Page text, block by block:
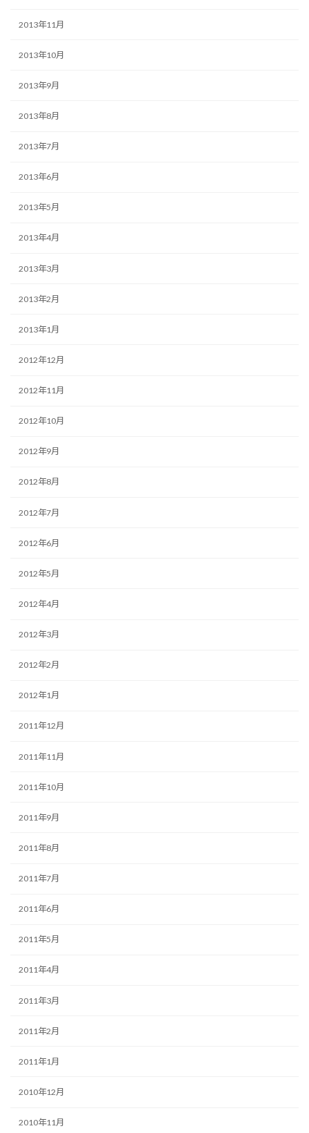
2013年11月
2013年10月
2013年9月
2013年8月
2013年7月
2013年6月
2013年5月
2013年4月
2013年3月
2013年2月
2013年1月
2012年12月
2012年11月
2012年10月
2012年9月
2012年8月
2012年7月
2012年6月
2012年5月
2012年4月
2012年3月
2012年2月
2012年1月
2011年12月
2011年11月
2011年10月
2011年9月
2011年8月
2011年7月
2011年6月
2011年5月
2011年4月
2011年3月
2011年2月
2011年1月
2010年12月
2010年11月